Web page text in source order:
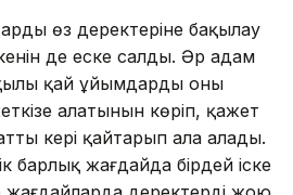
өз деректеріне бақылау
де еске салды. Әр адам
қай ұйымдардың оның
алатынын көріп, қажет
кері қайтарып ала алады.
барлық жағдайда бірдей іске